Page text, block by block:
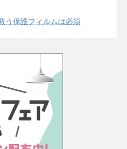
う保護フィルムは必須